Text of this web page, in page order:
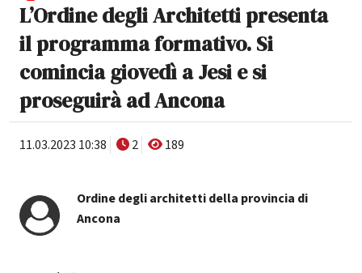
L’Ordine degli Architetti presenta
il programma formativo. Si
comincia giovedì a Jesi e si
proseguirà ad Ancona
11.03.2023 10:38 2 189
Ordine degli architetti della provincia di
Ancona